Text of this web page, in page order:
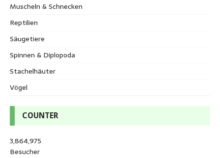
Muscheln & Schnecken
Reptilien
Säugetiere
Spinnen & Diplopoda
Stachelhäuter
Vögel
COUNTER
3,864,975
Besucher